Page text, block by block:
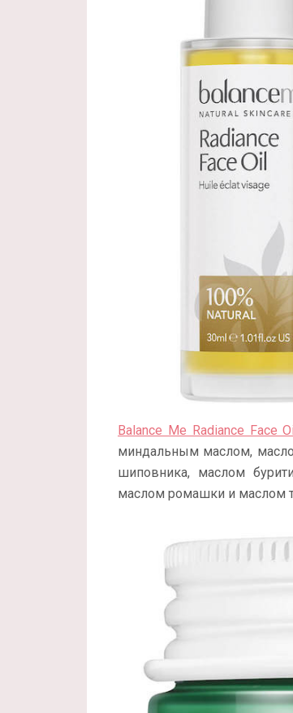
Balance Me Radiance Face Oil
миндальным маслом,
шиповника, маслом
маслом ромашки и маслом